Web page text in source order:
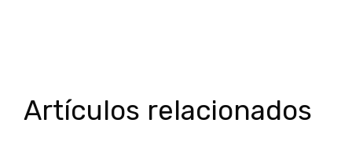
Artículos relacionados